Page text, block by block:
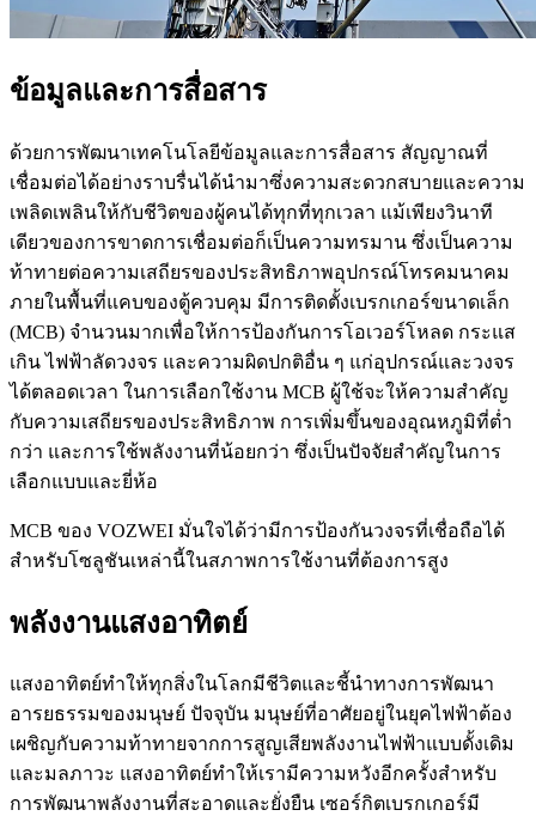
ข้อมูลและการสื่อสาร
ด้วยการพัฒนาเทคโนโลยีข้อมูลและการสื่อสาร สัญญาณที่
เชื่อมต่อได้อย่างราบรื่นได้นำมาซึ่งความสะดวกสบายและความ
เพลิดเพลินให้กับชีวิตของผู้คนได้ทุกที่ทุกเวลา แม้เพียงวินาที
เดียวของการขาดการเชื่อมต่อก็เป็นความทรมาน ซึ่งเป็นความ
ท้าทายต่อความเสถียรของประสิทธิภาพอุปกรณ์โทรคมนาคม
ภายในพื้นที่แคบของตู้ควบคุม มีการติดตั้งเบรกเกอร์ขนาดเล็ก
(MCB) จำนวนมากเพื่อให้การป้องกันการโอเวอร์โหลด กระแส
เกิน ไฟฟ้าลัดวงจร และความผิดปกติอื่น ๆ แก่อุปกรณ์และวงจร
ได้ตลอดเวลา ในการเลือกใช้งาน MCB ผู้ใช้จะให้ความสำคัญ
กับความเสถียรของประสิทธิภาพ การเพิ่มขึ้นของอุณหภูมิที่ต่ำ
กว่า และการใช้พลังงานที่น้อยกว่า ซึ่งเป็นปัจจัยสำคัญในการ
เลือกแบบและยี่ห้อ
MCB ของ VOZWEI มั่นใจได้ว่ามีการป้องกันวงจรที่เชื่อถือได้
สำหรับโซลูชันเหล่านี้ในสภาพการใช้งานที่ต้องการสูง
พลังงานแสงอาทิตย์
แสงอาทิตย์ทำให้ทุกสิ่งในโลกมีชีวิตและชี้นำทางการพัฒนา
อารยธรรมของมนุษย์ ปัจจุบัน มนุษย์ที่อาศัยอยู่ในยุคไฟฟ้าต้อง
เผชิญกับความท้าทายจากการสูญเสียพลังงานไฟฟ้าแบบดั้งเดิม
และมลภาวะ แสงอาทิตย์ทำให้เรามีความหวังอีกครั้งสำหรับ
การพัฒนาพลังงานที่สะอาดและยั่งยืน เซอร์กิตเบรกเกอร์มี